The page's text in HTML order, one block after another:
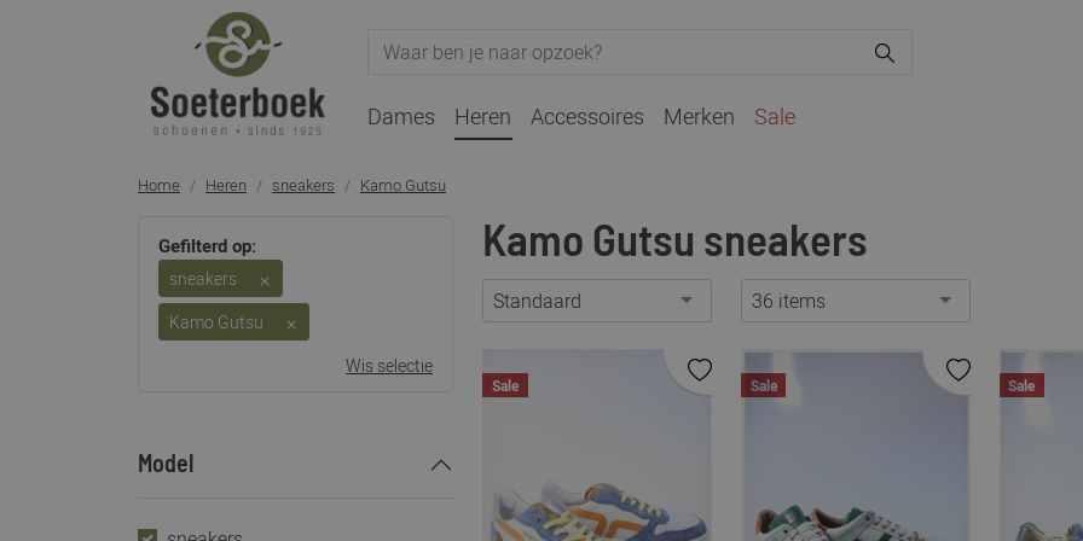
Dames Heren Accessoires Merken Sale
Home Heren sneakers Kamo Gutsu
Gefilterd op:
sneakers
Kamo Gutsu
Wis selectie
Model
Kamo Gutsu sneakers
Standaard 36 items
Sale Sale Sale